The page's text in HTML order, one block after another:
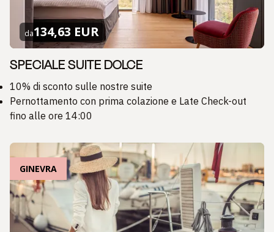
da134,63 EUR
SPECIALE SUITE DOLCE
10% di sconto sulle nostre suite
Pernottamento con prima colazione e Late Check-out
fino alle ore 14:00
GINEVRA